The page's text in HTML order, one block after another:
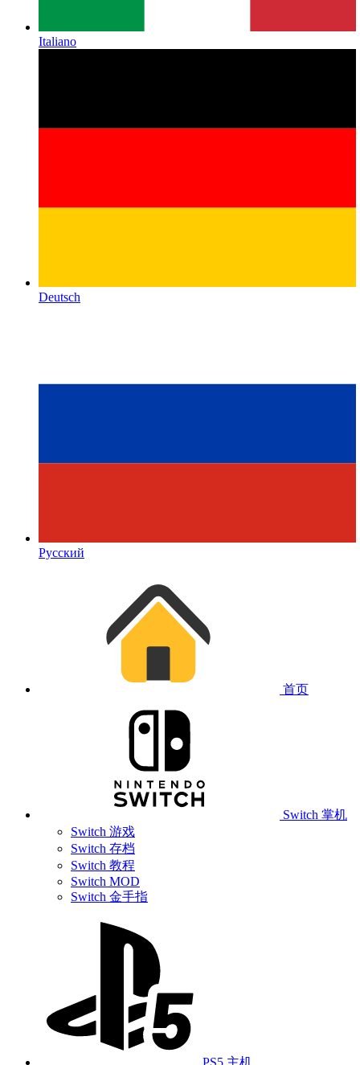
Italiano
Deutsch
Русский
首页
Switch 掌机
Switch 游戏
Switch 存档
Switch 教程
Switch MOD
Switch 金手指